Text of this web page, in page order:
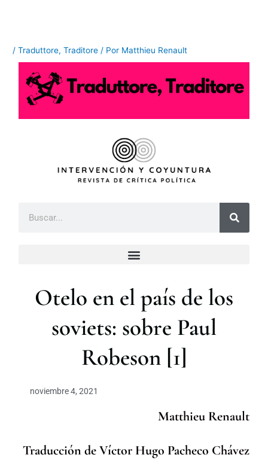
/Traduttore, Traditore / Por Matthieu Renault
Otelo en el país de los
soviets: sobre Paul
Robeson [1]
noviembre 4, 2021
Matthieu Renault
Traducción de Víctor Hugo Pacheco Chávez